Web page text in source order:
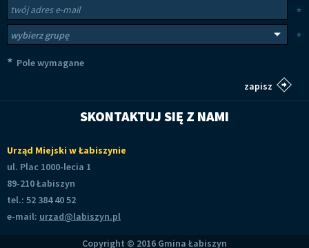
Newsletter
*
*
* Pole wymagane
SKONTAKTUJ SIĘ Z NAMI
Urząd Miejski w Łabiszynie
ul. Plac 1000-lecia 1
89-210 Łabiszyn
tel.: 52 384 40 52
e-mail: urzad@labiszyn.pl
Copyright © 2016 Gmina Łabiszyn